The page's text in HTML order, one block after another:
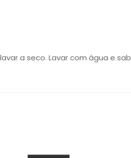
a seco. Lavar com água e